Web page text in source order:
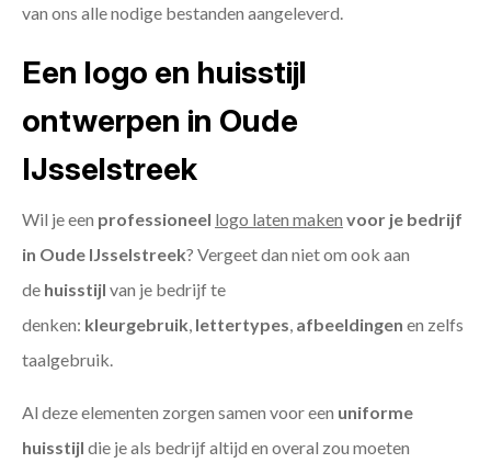
van ons alle nodige bestanden aangeleverd.
Een logo en huisstijl
ontwerpen in Oude
IJsselstreek
Wil je een professioneel logo laten maken voor je bedrijf
in Oude IJsselstreek? Vergeet dan niet om ook aan
de huisstijl van je bedrijf te
denken: kleurgebruik, lettertypes, afbeeldingen en zelfs
taalgebruik.
Al deze elementen zorgen samen voor een uniforme
huisstijl die je als bedrijf altijd en overal zou moeten